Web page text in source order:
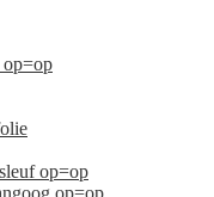
op=op
op=op